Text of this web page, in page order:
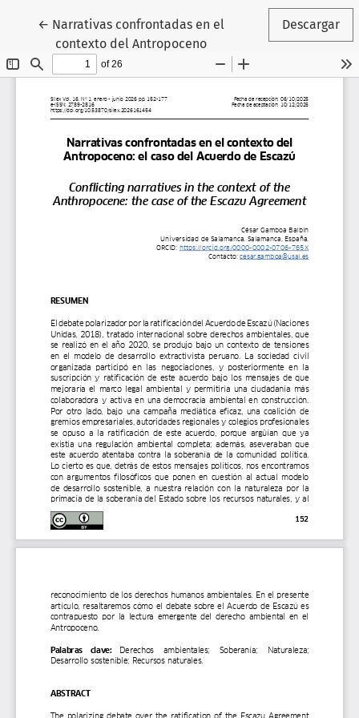
← Volver a los detalles del artículo
Narrativas confrontadas en el
contexto del Antropoceno
Descargar